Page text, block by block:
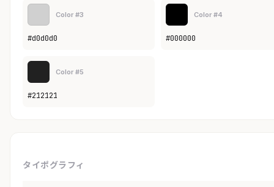
Color #3
#d0d0d0
Color #4
#000000
Color #5
#212121
タイポグラフィ